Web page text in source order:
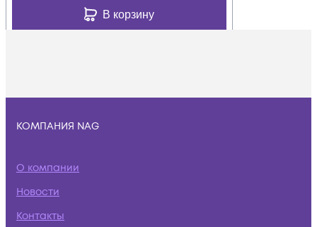
В корзину
КОМПАНИЯ NAG
О компании
Новости
Контакты